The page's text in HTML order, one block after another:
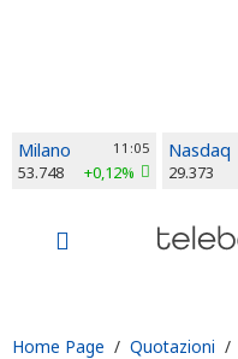
Milano 11:05
53.748 +0,12%
Nasdaq
29.373
Home Page / Quotazioni /